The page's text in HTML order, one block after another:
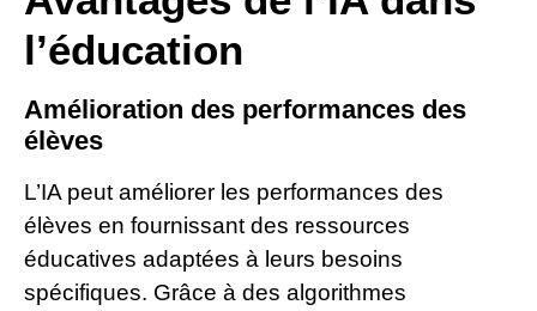
l’éducation
Amélioration des performances des
élèves
L’IA peut améliorer les performances des
élèves en fournissant des ressources
éducatives adaptées à leurs besoins
spécifiques. Grâce à des algorithmes